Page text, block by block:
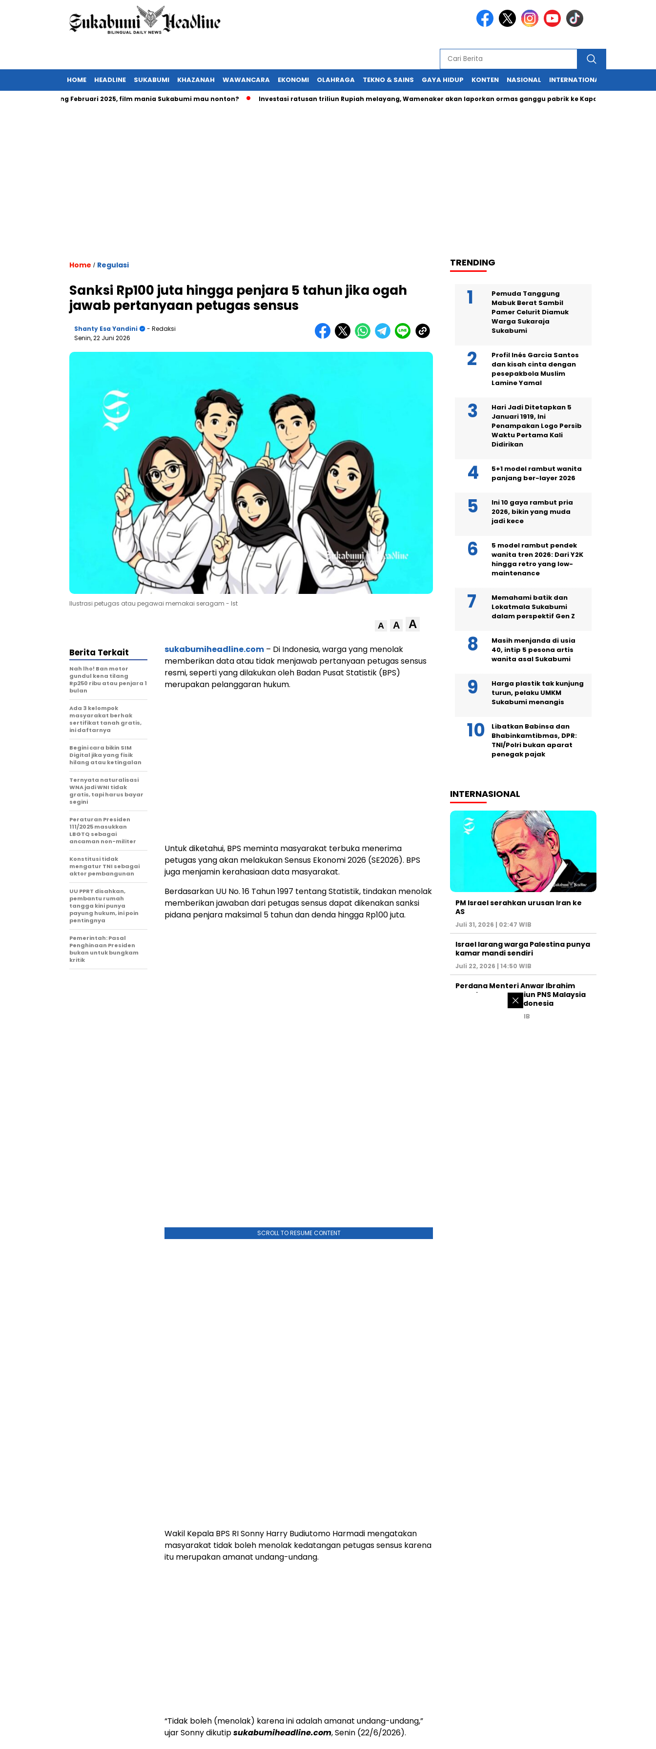
HOME HEADLINE SUKABUMI KHAZANAH WAWANCARA EKONOMI OLAHRAGA TEKNO & SAINS GAYA HIDUP KONTEN NASIONAL INTERNATIONAL
tayang Februari 2025, film mania Sukabumi mau nonton? Investasi ratusan triliun Rupiah melayang, Wamenaker akan laporkan ormas ganggu pabrik ke Kapolri
Home / Regulasi
Sanksi Rp100 juta hingga penjara 5 tahun jika ogah
jawab pertanyaan petugas sensus
Shanty Esa Yandini
- Redaksi
Senin, 22 Juni 2026
Ilustrasi petugas atau pegawai memakai seragam - Ist
A A A
sukabumiheadline.com – Di Indonesia, warga yang menolak
memberikan data atau tidak menjawab pertanyaan petugas sensus
resmi, seperti yang dilakukan oleh Badan Pusat Statistik (BPS)
merupakan pelanggaran hukum.
Untuk diketahui, BPS meminta masyarakat terbuka menerima
petugas yang akan melakukanSensus Ekonomi2026 (SE2026). BPS
juga menjamin kerahasiaan data masyarakat.
Berdasarkan UU No. 16 Tahun 1997 tentang Statistik, tindakan menolak
memberikan jawaban dari petugas sensus dapat dikenakan sanksi
pidana penjara maksimal 5 tahun dan denda hingga Rp100 juta.
SCROLL TO RESUME CONTENT
Wakil Kepala BPS RI Sonny Harry Budiutomo Harmadi mengatakan
masyarakat tidak boleh menolak kedatangan petugas sensus karena
itu merupakan amanat undang-undang.
“Tidak boleh (menolak) karena ini adalah amanat undang-undang,”
ujar Sonny dikutipsukabumiheadline.com, Senin (22/6/2026).
Berita Terkait
Nah lho! Ban motor
gundul kena tilang
Rp250 ribu atau penjara 1
bulan
Ada 3 kelompok
masyarakat berhak
sertifikat tanah gratis,
ini daftarnya
Begini cara bikin SIM
Digital jika yang fisik
hilang atau ketingalan
Ternyata naturalisasi
WNA jadi WNI tidak
gratis, tapi harus bayar
segini
Peraturan Presiden
111/2025 masukkan
LBGTQ sebagai
ancaman non-militer
Konstitusi tidak
mengatur TNI sebagai
aktor pembangunan
UU PPRT disahkan,
pembantu rumah
tangga kini punya
payung hukum, ini poin
pentingnya
Pemerintah: Pasal
Penghinaan Presiden
bukan untuk bungkam
kritik
TRENDING
Pemuda Tanggung
Mabuk Berat Sambil
Pamer Celurit Diamuk
Warga Sukaraja
Sukabumi
Profil Inés Garcia Santos
dan kisah cinta dengan
pesepakbola Muslim
Lamine Yamal
Hari Jadi Ditetapkan 5
Januari 1919, Ini
Penampakan Logo Persib
Waktu Pertama Kali
Didirikan
5+1 model rambut wanita
panjang ber-layer 2026
Ini 10 gaya rambut pria
2026, bikin yang muda
jadi kece
5 model rambut pendek
wanita tren 2026: Dari Y2K
hingga retro yang low-
maintenance
Memahami batik dan
Lokatmala Sukabumi
dalam perspektif Gen Z
Masih menjanda di usia
40, intip 5 pesona artis
wanita asal Sukabumi
Harga plastik tak kunjung
turun, pelaku UMKM
Sukabumi menangis
Libatkan Babinsa dan
Bhabinkamtibmas, DPR:
TNI/Polri bukan aparat
penegak pajak
INTERNASIONAL
PM Israel serahkan urusan Iran ke
AS
Juli 31, 2026 | 02:47 WIB
Israel larang warga Palestina punya
kamar mandi sendiri
Juli 22, 2026 | 14:50 WIB
Perdana Menteri Anwar Ibrahim
marah, uang pensiun PNS Malaysia
dikorupsi orang Indonesia
Juli 19, 2026 | 14:48 WIB